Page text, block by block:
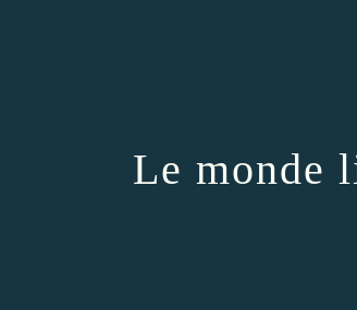
Le monde